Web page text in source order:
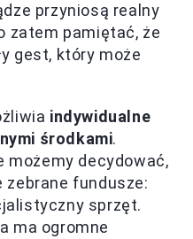
przyniosą realny
zatem pamiętać, że
gest, który może
indywidualne
środkami.
możemy decydować,
zebrane fundusze:
sprzęt.
ma ogromne